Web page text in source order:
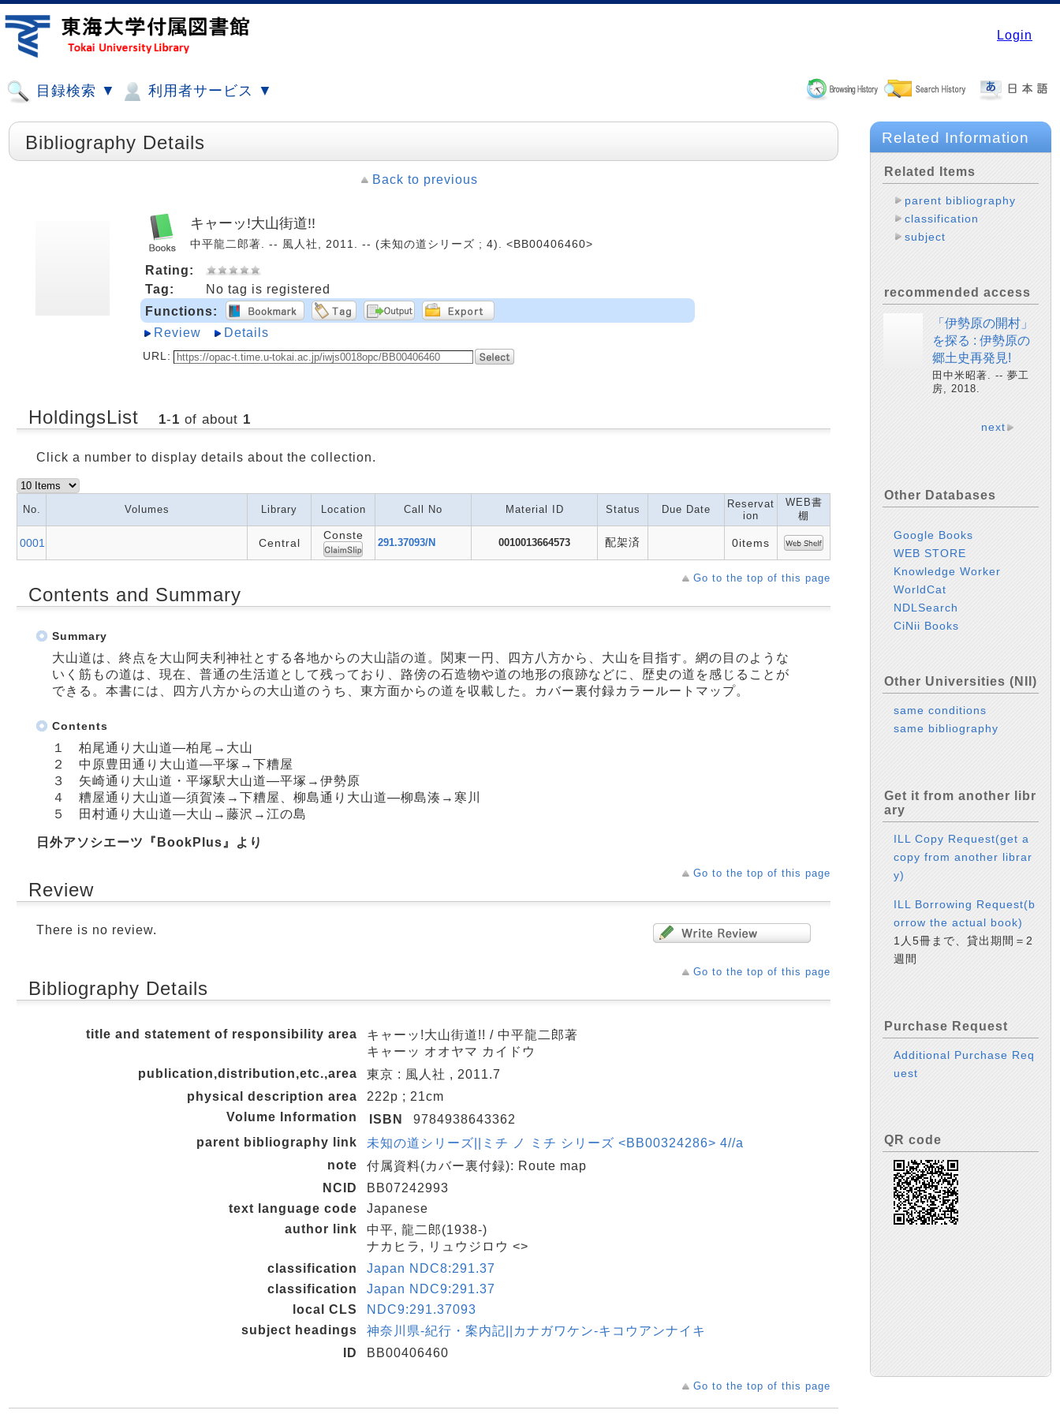
Login
目録検索 ▼ 利用者サービス ▼
Bibliography Details
Back to previous
キャーッ!大山街道!!
中平龍二郎著. -- 風人社, 2011. -- (未知の道シリーズ ; 4). <BB00406460>
Rating:
Tag:
No tag is registered
Functions:
Review
Details
URL:
HoldingsList 1-1 of about 1
Click a number to display details about the collection.
No. Volumes Library Location Call No Material ID Status Due Date
Reservat
ion
WEB書
棚
0001 Central
Conste
291.37093/N 0010013664573 配架済 0items
Go to the top of this page
Contents and Summary
Summary
大山道は、終点を大山阿夫利神社とする各地からの大山詣の道。関東一円、四方八方から、大山を目指す。網の目のような
いく筋もの道は、現在、普通の生活道として残っており、路傍の石造物や道の地形の痕跡などに、歴史の道を感じることが
できる。本書には、四方八方からの大山道のうち、東方面からの道を収載した。カバー裏付録カラールートマップ。
Contents
１ 柏尾通り大山道―柏尾→大山
２ 中原豊田通り大山道―平塚→下糟屋
３ 矢崎通り大山道・平塚駅大山道―平塚→伊勢原
４ 糟屋通り大山道―須賀湊→下糟屋、柳島通り大山道―柳島湊→寒川
５ 田村通り大山道―大山→藤沢→江の島
日外アソシエーツ『BookPlus』より
Go to the top of this page
Review
There is no review.
Go to the top of this page
Bibliography Details
title and statement of responsibility area
キャーッ!大山街道!! / 中平龍二郎著
キャーッ オオヤマ カイドウ
publication,distribution,etc.,area
東京 : 風人社 , 2011.7
physical description area
222p ; 21cm
Volume Information
ISBN
9784938643362
parent bibliography link
未知の道シリーズ||ミチ ノ ミチ シリーズ <BB00324286> 4//a
note
付属資料(カバー裏付録): Route map
NCID
BB07242993
text language code
Japanese
author link
中平, 龍二郎(1938-)
ナカヒラ, リュウジロウ <>
classification
Japan NDC8:291.37
classification
Japan NDC9:291.37
local CLS
NDC9:291.37093
subject headings
神奈川県-紀行・案内記||カナガワケン-キコウアンナイキ
ID
BB00406460
Go to the top of this page
Related Information
Related Items
parent bibliography
classification
subject
recommended access
「伊勢原の開村」
を探る : 伊勢原の
郷土史再発見!
田中米昭著. -- 夢工
房, 2018.
next
Other Databases
Google Books
WEB STORE
Knowledge Worker
WorldCat
NDLSearch
CiNii Books
Other Universities (NII)
same conditions
same bibliography
Get it from another libr
ary
ILL Copy Request(get a
copy from another librar
y)
ILL Borrowing Request(b
orrow the actual book)
1人5冊まで、貸出期間＝2
週間
Purchase Request
Additional Purchase Req
uest
QR code